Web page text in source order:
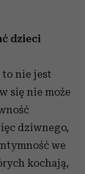
dzieci
nie jest
się nie może
dziwnego,
we
kochają,